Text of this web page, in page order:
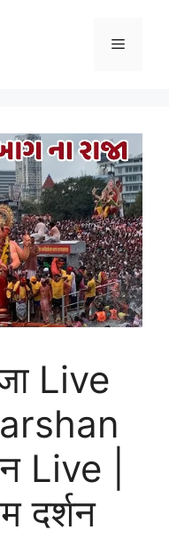
Menu
Live
Live |
दर्शन